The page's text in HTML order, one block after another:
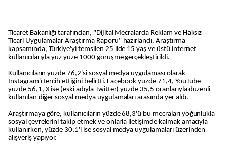
Ticaret Bakanlığı tarafından, "Dijital Mecralarda Reklam ve Haksız
Ticari Uygulamalar Araştırma Raporu" hazırlandı. Araştırma
kapsamında, Türkiye'yi temsilen 25 ilde 15 yaş ve üstü internet
kullanıcılarıyla yüz yüze 1000 görüşme gerçekleştirildi.
Kullanıcıların yüzde 76,2'si sosyal medya uygulaması olarak
Instagram'ı tercih ettiğini belirtti. Facebook yüzde 71,4, YouTube
yüzde 56,1, X ise (eski adıyla Twitter) yüzde 35,5 oranlarıyla düzenli
kullanılan diğer sosyal medya uygulamaları arasında yer aldı.
Araştırmaya göre, kullanıcıların yüzde 68,3'ü bu mecraları yoğunlukla
sosyal çevrelerini takip etmek ve onlarla iletişimde kalmak amacıyla
kullanırken, yüzde 30,1'i ise sosyal medya uygulamaları üzerinden
alışveriş yapıyor.